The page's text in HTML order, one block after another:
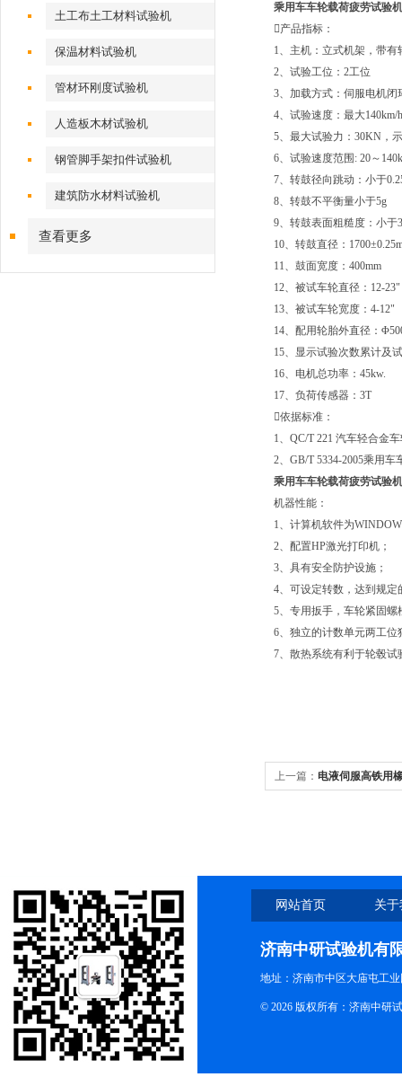
土工布土工材料试验机
保温材料试验机
管材环刚度试验机
人造板木材试验机
钢管脚手架扣件试验机
建筑防水材料试验机
查看更多
乘用车车轮载荷疲劳试验机
产品指标：
1、主机：立式机架，带有
2、试验工位：2工位
3、加载方式：伺服电机闭
4、试验速度：最大140km/h
5、最大试验力：30KN，
6、试验速度范围: 20～
7、转鼓径向跳动：小于
8、转鼓不平衡量小于5g
9、转鼓表面粗糙度：小于
10、转鼓直径：
11、鼓面宽度：400mm
12、被试车轮直径：12-23"
13、被试车轮宽度：4-12"
14、配用轮胎外直径：
15、显示试验次数累计及
16、电机总功率：45kw.
17、负荷传感器：3T
依据标准：
1、QC/T 221 汽车轻合金
2、GB/T 5334-2005乘用
乘用车车轮载荷疲劳试验机
机器性能：
1、计算机软件为
2、配置HP激光打印机；
3、具有安全防护设施；
4、可设定转数，达到规定
5、专用扳手，车轮紧固螺
6、独立的计数单元两工位
7、散热系统有利于轮毂
上一篇： 电液伺服高铁用
网站首页 关
济南中研试验机有
地址：济南市中区大庙屯工
© 2026 版权所有：济南中研